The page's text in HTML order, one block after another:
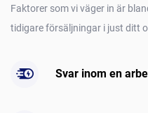
Faktorer som vi väger in är
tidigare försäljningar i just ditt
Svar inom en